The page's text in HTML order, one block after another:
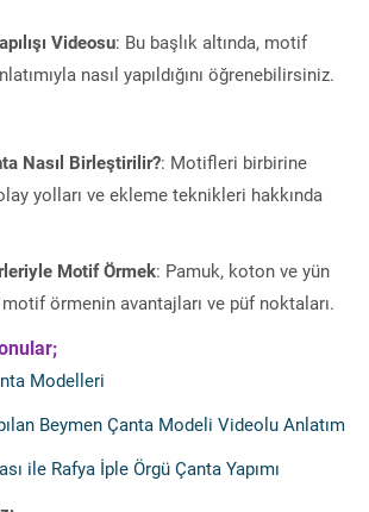
Videosu: Bu başlık altında, motif
nasıl yapıldığını öğrenebilirsiniz.
Nasıl Birleştirilir?: Motifleri birbirine
yolları ve ekleme teknikleri hakkında
Motif Örmek: Pamuk, koton ve yün
örmenin avantajları ve püf noktaları.
Modelleri
Beymen Çanta Modeli Videolu Anlatım
ile Rafya İple Örgü Çanta Yapımı